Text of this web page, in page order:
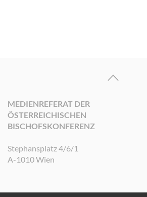
MEDIENREFERAT DER
ÖSTERREICHISCHEN
BISCHOFSKONFERENZ
Stephansplatz 4/6/1
A-1010 Wien